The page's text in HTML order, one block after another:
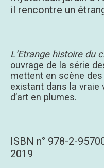
il rencontre un
L’Etrange histoire du
ouvrage de la série
mettent en scène
existant dans la vraie
d’art en plumes.
ISBN n° 978-2-
2019